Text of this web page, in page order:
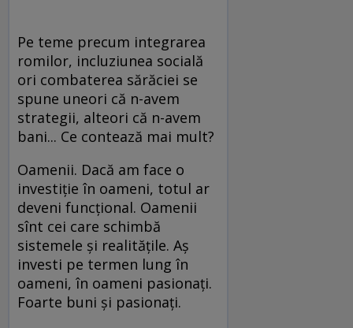
Pe teme precum integrarea
romilor, incluziunea socială
ori combaterea sărăciei se
spune uneori că n-avem
strategii, alteori că n-avem
bani... Ce contează mai mult?
Oamenii. Dacă am face o
investiţie în oameni, totul ar
deveni funcţional. Oamenii
sînt cei care schimbă
sistemele şi realităţile. Aş
investi pe termen lung în
oameni, în oameni pasionaţi.
Foarte buni şi pasionaţi.